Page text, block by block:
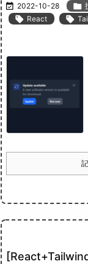
 2022-10-28 
 React 